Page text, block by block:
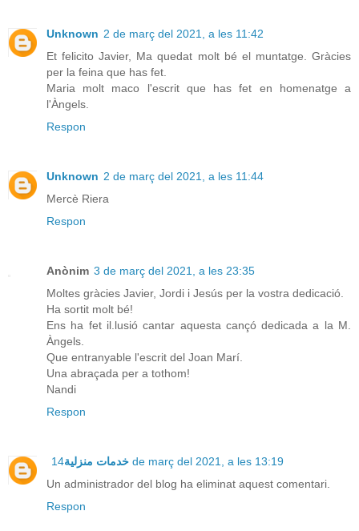
Unknown 2 de març del 2021, a les 11:42
Et felicito Javier, Ma quedat molt bé el muntatge. Gràcies
per la feina que has fet.
Maria molt maco l'escrit que has fet en homenatge a
l'Àngels.
Respon
Unknown 2 de març del 2021, a les 11:44
Mercè Riera
Respon
Anònim 3 de març del 2021, a les 23:35
Moltes gràcies Javier, Jordi i Jesús per la vostra dedicació.
Ha sortit molt bé!
Ens ha fet il.lusió cantar aquesta cançó dedicada a la M.
Àngels.
Que entranyable l'escrit del Joan Marí.
Una abraçada per a tothom!
Nandi
Respon
خدمات منزلية 14 de març del 2021, a les 13:19
Un administrador del blog ha eliminat aquest comentari.
Respon